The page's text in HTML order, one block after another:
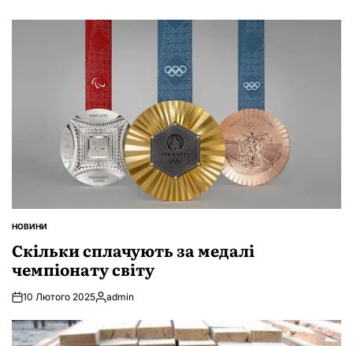
ОПУБЛІКУВАТИ
НОВИНИ
Скільки сплачують за медалі
чемпіонату світу
10 Лютого 2025Опубліковано
admin